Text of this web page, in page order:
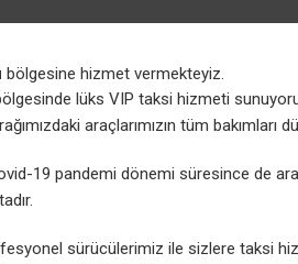
bölgesine hizmet vermekteyiz.
lüks VIP taksi hizmeti
araçlarımızın tüm bakımları
19 pandemi dönemi süresince de
sürücülerimiz ile sizlere taksi